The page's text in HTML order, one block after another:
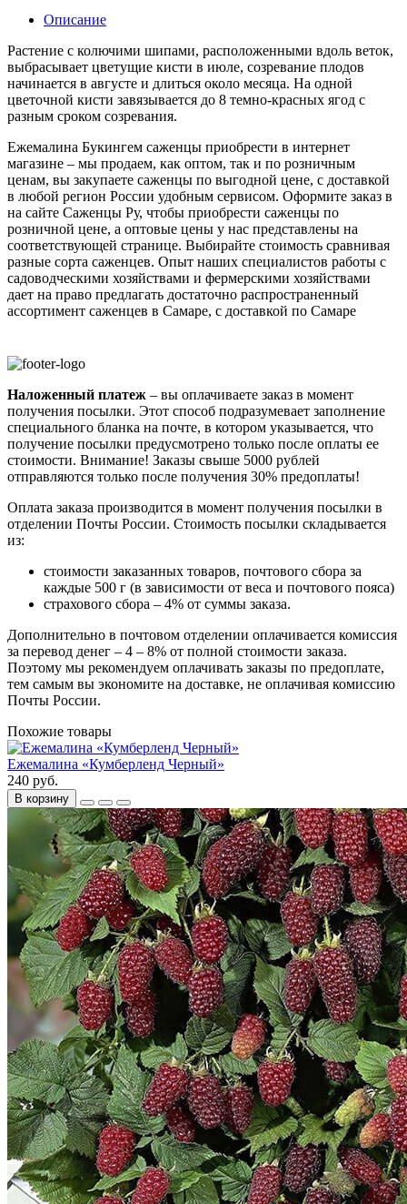
Описание
Растение с колючими шипами, расположенными вдоль веток,
выбрасывает цветущие кисти в июле, созревание плодов
начинается в августе и длиться около месяца. На одной
цветочной кисти завязывается до 8 темно-красных ягод с
разным сроком созревания.
Ежемалина Букингем саженцы приобрести в интернет
магазине – мы продаем, как оптом, так и по розничным
ценам, вы закупаете саженцы по выгодной цене, с доставкой
в любой регион России удобным сервисом. Оформите заказ в
на сайте Саженцы Ру, чтобы приобрести саженцы по
розничной цене, а оптовые цены у нас представлены на
соответствующей странице. Выбирайте стоимость сравнивая
разные сорта саженцев. Опыт наших специалистов работы с
садоводческими хозяйствами и фермерскими хозяйствами
дает на право предлагать достаточно распространенный
ассортимент саженцев в Самаре, с доставкой по Самаре
Наложенный платеж – вы оплачиваете заказ в момент
получения посылки. Этот способ подразумевает заполнение
специального бланка на почте, в котором указывается, что
получение посылки предусмотрено только после оплаты ее
стоимости. Внимание! Заказы свыше 5000 рублей
отправляются только после получения 30% предоплаты!
Оплата заказа производится в момент получения посылки в
отделении Почты России. Стоимость посылки складывается
из:
стоимости заказанных товаров, почтового сбора за
каждые 500 г (в зависимости от веса и почтового пояса)
страхового сбора – 4% от суммы заказа.
Дополнительно в почтовом отделении оплачивается комиссия
за перевод денег – 4 – 8% от полной стоимости заказа.
Поэтому мы рекомендуем оплачивать заказы по предоплате,
тем самым вы экономите на доставке, не оплачивая комиссию
Почты России.
Похожие товары
Ежемалина «Кумберленд Черный»
240 руб.
В корзину